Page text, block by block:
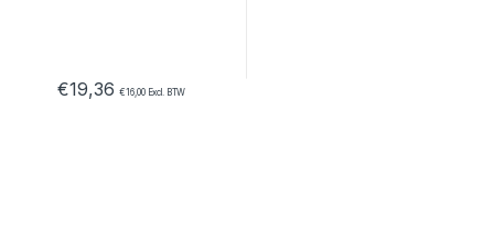
€19,36 €16,00Excl. BTW